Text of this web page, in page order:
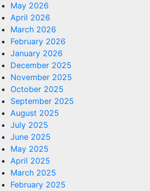
May 2026
April 2026
March 2026
February 2026
January 2026
December 2025
November 2025
October 2025
September 2025
August 2025
July 2025
June 2025
May 2025
April 2025
March 2025
February 2025